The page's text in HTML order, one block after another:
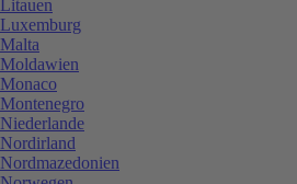
Litauen
Luxemburg
Malta
Moldawien
Monaco
Montenegro
Niederlande
Nordirland
Nordmazedonien